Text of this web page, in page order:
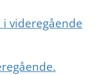
videregående